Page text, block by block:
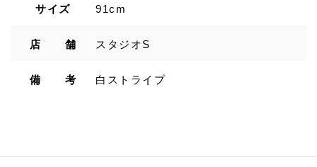
サイズ 91cm
店 舗 スタジオS
備 考 白ストライプ